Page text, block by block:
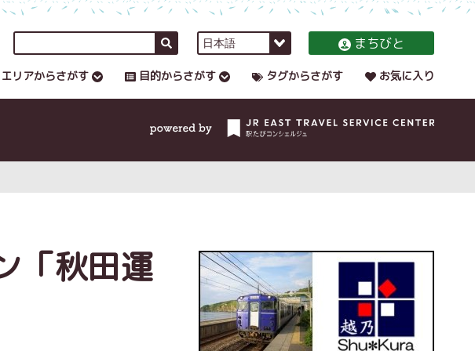
まちびと
エリアからさがす 目的からさがす タグからさがす お気に入り
「秋田運